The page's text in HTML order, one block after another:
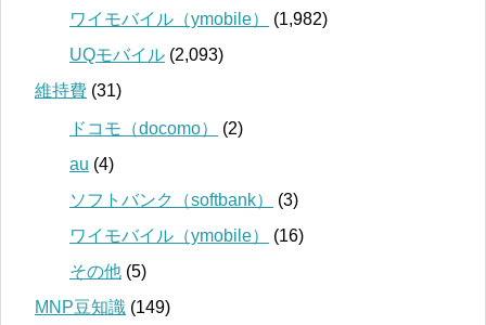
ワイモバイル（ymobile）
(1,982)
UQモバイル (2,093)
維持費 (31)
ドコモ（docomo）
(2)
au (4)
ソフトバンク（softbank）
(3)
ワイモバイル（ymobile）
(16)
その他 (5)
MNP豆知識 (149)